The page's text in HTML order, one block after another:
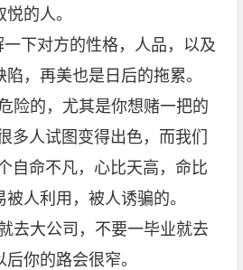
的人。
下对方的性格，人品，以及
，再美也是日后的拖累。
险的，尤其是你想赌一把的
多人试图变得出色，而我们
自命不凡，心比天高，命比
人利用，被人诱骗的。
去大公司，不要一毕业就去
你的路会很窄。